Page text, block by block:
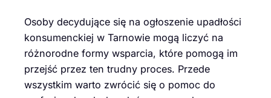
Osoby decydujące się na ogłoszenie upadłości
konsumenckiej w Tarnowie mogą liczyć na
różnorodne formy wsparcia, które pomogą im
przejść przez ten trudny proces. Przede
wszystkim warto zwrócić się o pomoc do